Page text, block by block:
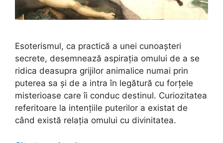
Esoterismul, ca practică a unei cunoașteri
secrete, desemnează aspirația omului de a se
ridica deasupra grijilor animalice numai prin
puterea sa și de a intra în legătură cu forțele
misterioase care îi conduc destinul. Curiozitatea
referitoare la intențiile puterilor a existat de
când există relația omului cu divinitatea.